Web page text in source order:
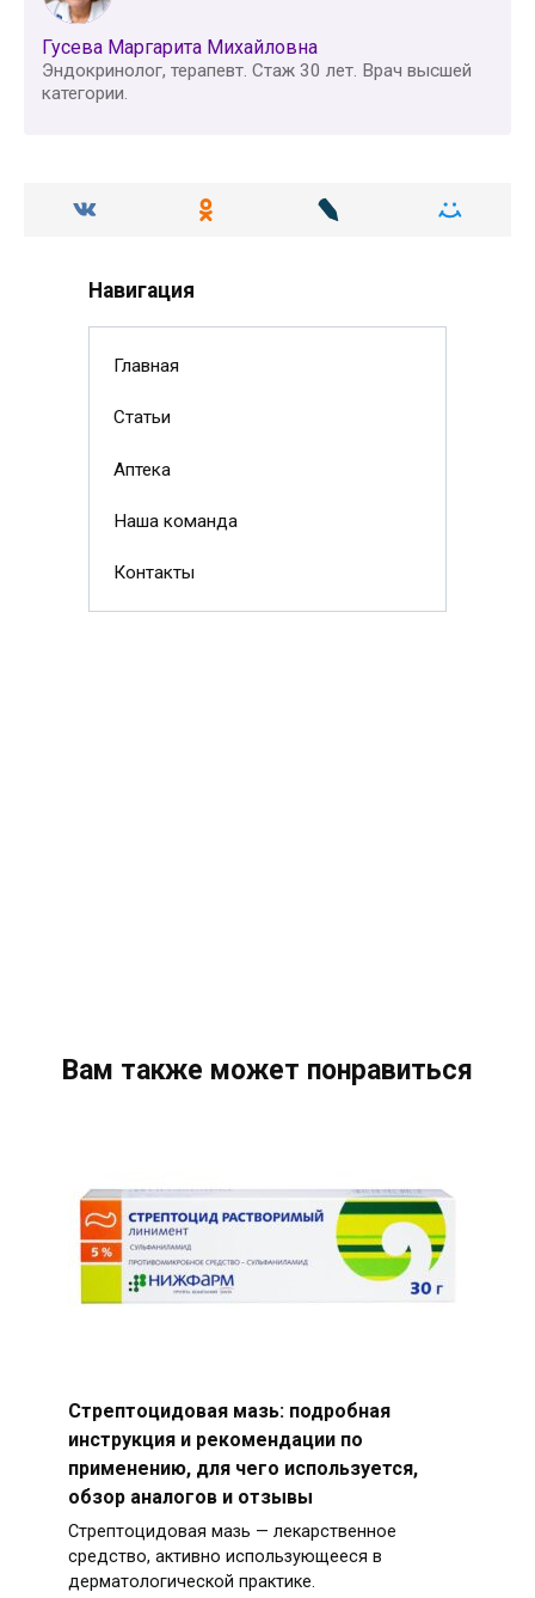
Гусева Маргарита Михайловна
Эндокринолог, терапевт. Стаж 30 лет. Врач высшей
категории.
Навигация
Главная
Статьи
Аптека
Наша команда
Контакты
Вам также может понравиться
Стрептоцидовая мазь: подробная
инструкция и рекомендации по
применению, для чего используется,
обзор аналогов и отзывы
Стрептоцидовая мазь — лекарственное
средство, активно использующееся в
дерматологической практике.